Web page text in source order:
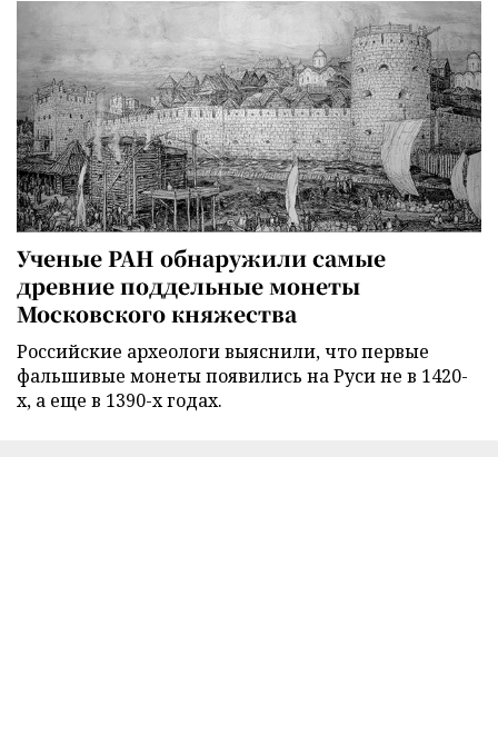
Ученые РАН обнаружили самые
древние поддельные монеты
Московского княжества
Российские археологи выяснили, что первые
фальшивые монеты появились на Руси не в 1420-
х, а еще в 1390-х годах.